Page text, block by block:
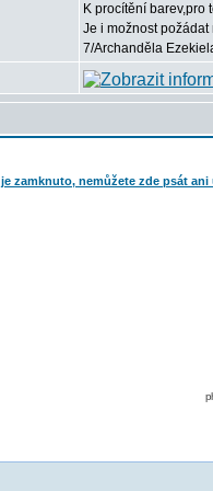
K procítění barev,pro
Je i možnost
7/Archanděla